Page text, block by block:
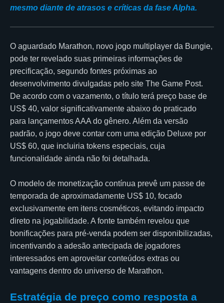
mesmo diante de atrasos e críticas da fase Alpha.
O aguardado Marathon, novo jogo multiplayer da Bungie,
pode ter revelado suas primeiras informações de
precificação, segundo fontes próximas ao
desenvolvimento divulgadas pelo site The Game Post.
De acordo com o vazamento, o título terá preço base de
US$ 40, valor significativamente abaixo do praticado
para lançamentos AAA do gênero. Além da versão
padrão, o jogo deve contar com uma edição Deluxe por
US$ 60, que incluiria tokens especiais, cuja
funcionalidade ainda não foi detalhada.
O modelo de monetização contínua prevê um passe de
temporada de aproximadamente US$ 10, focado
exclusivamente em itens cosméticos, evitando impacto
direto na jogabilidade. A fonte também revelou que
bonificações para pré-venda podem ser disponibilizadas,
incentivando a adesão antecipada de jogadores
interessados em aproveitar conteúdos extras ou
vantagens dentro do universo de Marathon.
Estratégia de preço como resposta a